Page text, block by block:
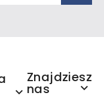

Znajdziesz
nas 